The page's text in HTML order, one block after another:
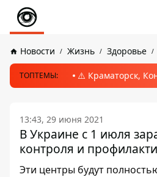
Новости Жизнь Здоровье
ТОПТЕМЫ: ⚠️ Краматорск,
13:43, 29 июня 2021
В Украине с 1 июля
контроля и
Эти центры будут